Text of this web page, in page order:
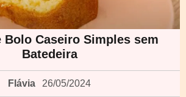
Bolo Caseiro Simples sem
Batedeira
Flávia 26/05/2024